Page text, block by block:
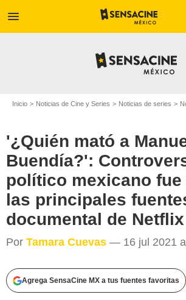
menu
Inicio Noticias de Cine y Series Noticias de series
'¿Quién mató a
Buendía?':
político mexicano fue
las principales
documental de Netflix
Por Tamara Cuevas — 16 jul 2021
Agrega SensaCine MX a tus fuentes favoritas